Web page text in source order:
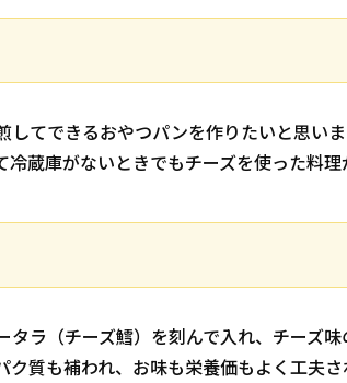
てできるおやつパンを作りたいと思いま
蔵庫がないときでもチーズを使った料
ラ（チーズ鱈）を刻んで入れ、チーズ
質も補われ、お味も栄養価もよく工夫さ